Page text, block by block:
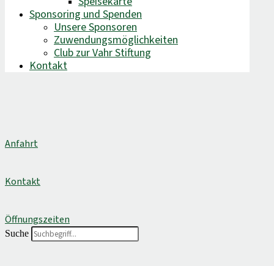
Sponsoring und Spenden
Unsere Sponsoren
Zuwendungsmöglichkeiten
Club zur Vahr Stiftung
Kontakt
Anfahrt
Kontakt
Öffnungszeiten
Suche